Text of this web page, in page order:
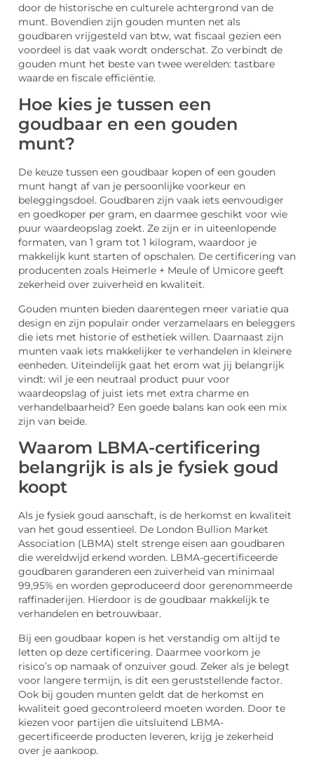
door de historische en culturele achtergrond van de
munt. Bovendien zijn gouden munten net als
goudbaren vrijgesteld van btw, wat fiscaal gezien een
voordeel is dat vaak wordt onderschat. Zo verbindt de
gouden munt het beste van twee werelden: tastbare
waarde en fiscale efficiëntie.
Hoe kies je tussen een
goudbaar en een gouden
munt?
De keuze tussen een goudbaar kopen of een gouden
munt hangt af van je persoonlijke voorkeur en
beleggingsdoel. Goudbaren zijn vaak iets eenvoudiger
en goedkoper per gram, en daarmee geschikt voor wie
puur waardeopslag zoekt. Ze zijn er in uiteenlopende
formaten, van 1 gram tot 1 kilogram, waardoor je
makkelijk kunt starten of opschalen. De certificering van
producenten zoals Heimerle + Meule of Umicore geeft
zekerheid over zuiverheid en kwaliteit.
Gouden munten bieden daarentegen meer variatie qua
design en zijn populair onder verzamelaars en beleggers
die iets met historie of esthetiek willen. Daarnaast zijn
munten vaak iets makkelijker te verhandelen in kleinere
eenheden. Uiteindelijk gaat het erom wat jij belangrijk
vindt: wil je een neutraal product puur voor
waardeopslag of juist iets met extra charme en
verhandelbaarheid? Een goede balans kan ook een mix
zijn van beide.
Waarom LBMA-certificering
belangrijk is als je fysiek goud
koopt
Als je fysiek goud aanschaft, is de herkomst en kwaliteit
van het goud essentieel. De London Bullion Market
Association (LBMA) stelt strenge eisen aan goudbaren
die wereldwijd erkend worden. LBMA-gecertificeerde
goudbaren garanderen een zuiverheid van minimaal
99,95% en worden geproduceerd door gerenommeerde
raffinaderijen. Hierdoor is de goudbaar makkelijk te
verhandelen en betrouwbaar.
Bij een goudbaar kopen is het verstandig om altijd te
letten op deze certificering. Daarmee voorkom je
risico’s op namaak of onzuiver goud. Zeker als je belegt
voor langere termijn, is dit een geruststellende factor.
Ook bij gouden munten geldt dat de herkomst en
kwaliteit goed gecontroleerd moeten worden. Door te
kiezen voor partijen die uitsluitend LBMA-
gecertificeerde producten leveren, krijg je zekerheid
over je aankoop.